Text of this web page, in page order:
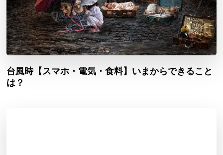
台風時【スマホ・電気・食料】いまからできること
は？